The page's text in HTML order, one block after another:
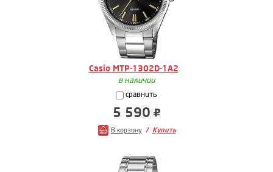
Casio MTP-1302D-1A2
в наличии
сравнить
5 590
В корзину Купить